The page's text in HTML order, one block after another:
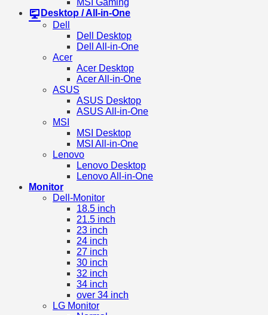
MSI Gaming
Desktop / All-in-One
Dell
Dell Desktop
Dell All-in-One
Acer
Acer Desktop
Acer All-in-One
ASUS
ASUS Desktop
ASUS All-in-One
MSI
MSI Desktop
MSI All-in-One
Lenovo
Lenovo Desktop
Lenovo All-in-One
Monitor
Dell-Monitor
18.5 inch
21.5 inch
23 inch
24 inch
27 inch
30 inch
32 inch
34 inch
over 34 inch
LG Monitor